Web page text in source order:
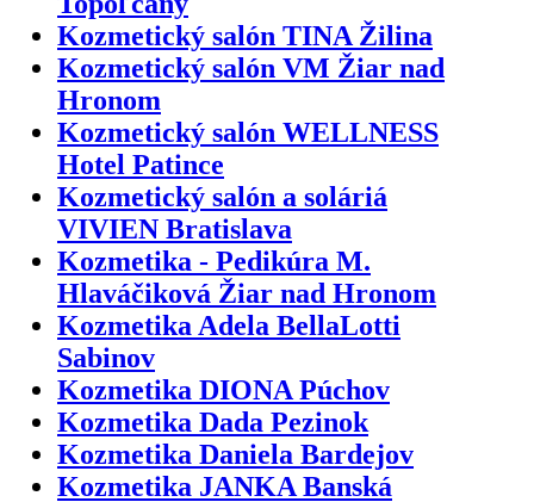
Kozmetický salón TINA Žilina
Kozmetický salón VM Žiar nad
Hronom
Kozmetický salón WELLNESS
Hotel Patince
Kozmetický salón a soláriá
VIVIEN Bratislava
Kozmetika - Pedikúra M.
Hlaváčiková Žiar nad Hronom
Kozmetika Adela BellaLotti
Sabinov
Kozmetika DIONA Púchov
Kozmetika Dada Pezinok
Kozmetika Daniela Bardejov
Kozmetika JANKA Banská